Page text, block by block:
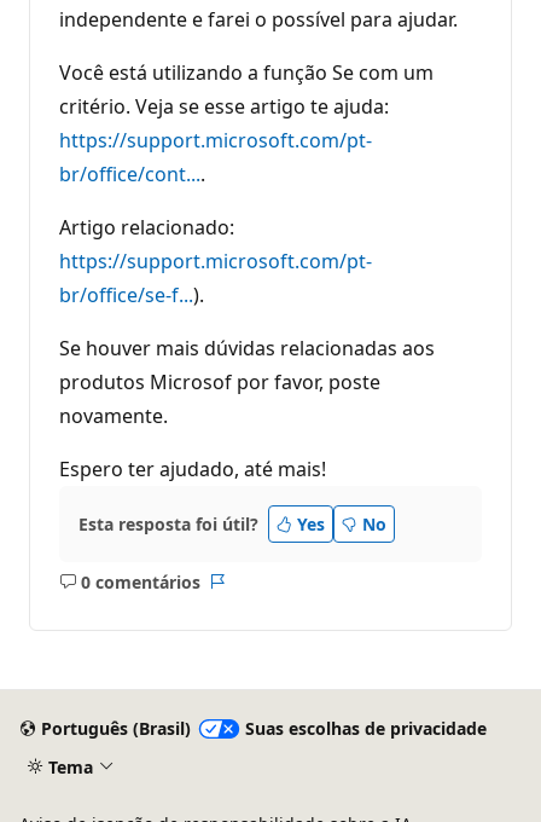
independente e farei o possível para ajudar.
Você está utilizando a função Se com um
critério. Veja se esse artigo te ajuda:
https://support.microsoft.com/pt-
br/office/cont....
Artigo relacionado:
https://support.microsoft.com/pt-
br/office/se-f...).
Se houver mais dúvidas relacionadas aos
produtos Microsof por favor, poste
novamente.
Espero ter ajudado, até mais!
Esta resposta foi útil? Yes No
0 comentários
Sem
Português (Brasil)
Suas escolhas de privacidade
Tema